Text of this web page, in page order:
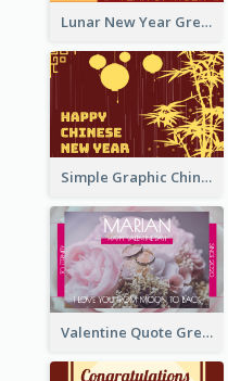
Lunar New Year Greeting Card With Tiger Illustration
Simple Graphic Chinese New Year In Red And Yellow
Valentine Quote Greeting Card